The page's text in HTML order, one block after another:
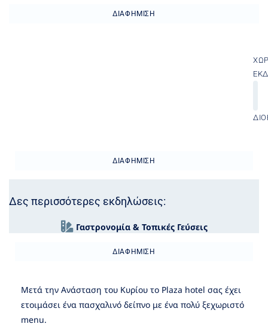
ΔΙΑΦΉΜΙΣΗ
ΔΙΑΦΉΜΙΣΗ
Δες περισσότερες εκδηλώσεις:
Γαστρονομία & Τοπικές Γεύσεις
ΔΙΑΦΉΜΙΣΗ
Μετά την Ανάσταση του Κυρίου το Plaza hotel σας έχει
ετοιμάσει ένα πασχαλινό δείπνο με ένα πολύ ξεχωριστό
menu.